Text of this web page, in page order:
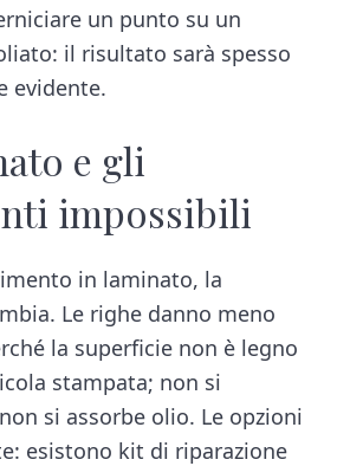
un punto su un
il risultato sarà spesso
evidente.
e gli
impossibili
in laminato, la
Le righe danno meno
la superficie non è legno
stampata; non si
si assorbe olio. Le opzioni
esistono kit di riparazione